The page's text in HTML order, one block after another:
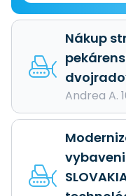
Nákup
Andrea A.